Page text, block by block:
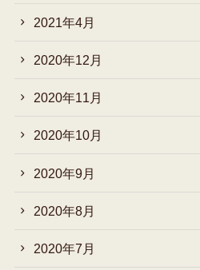
2021年4月
2020年12月
2020年11月
2020年10月
2020年9月
2020年8月
2020年7月